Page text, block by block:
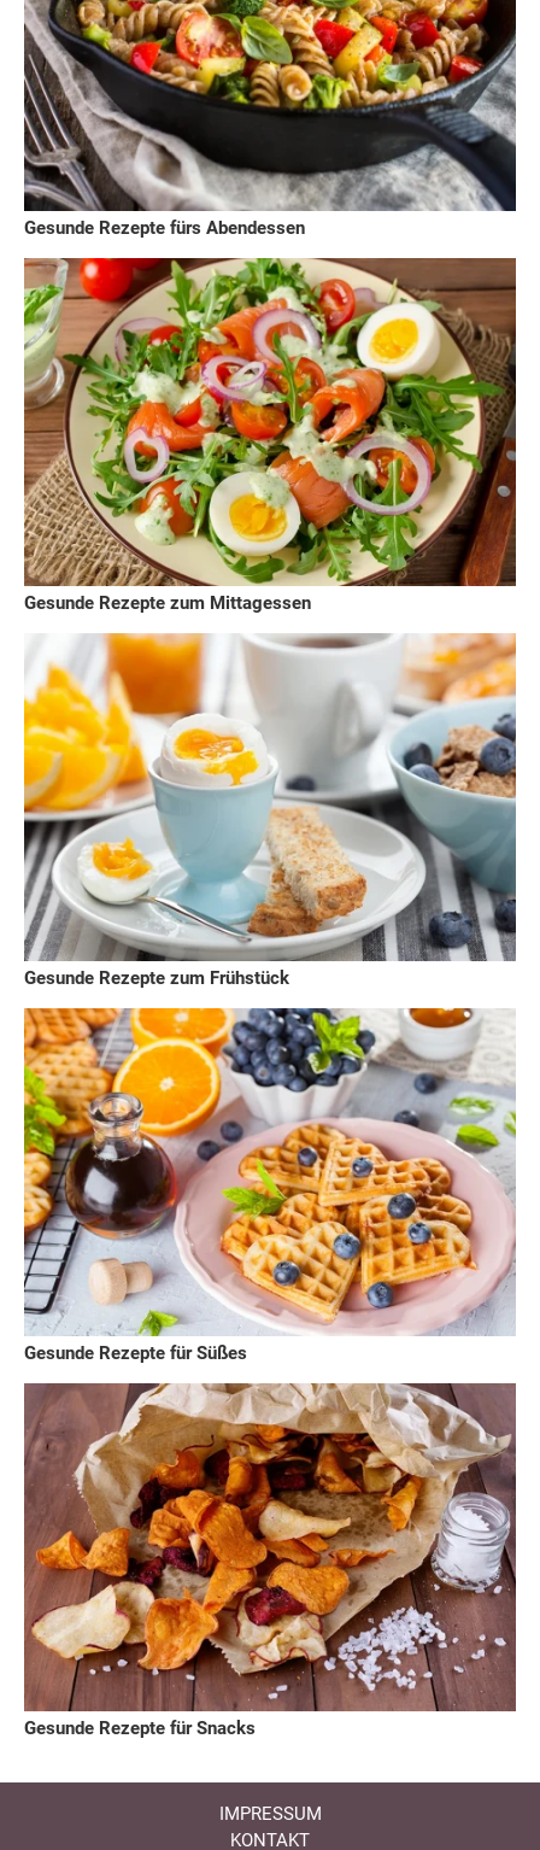
Gesunde Rezepte fürs Abendessen
Gesunde Rezepte zum Mittagessen
Gesunde Rezepte zum Frühstück
Gesunde Rezepte für Süßes
Gesunde Rezepte für Snacks
IMPRESSUM
KONTAKT